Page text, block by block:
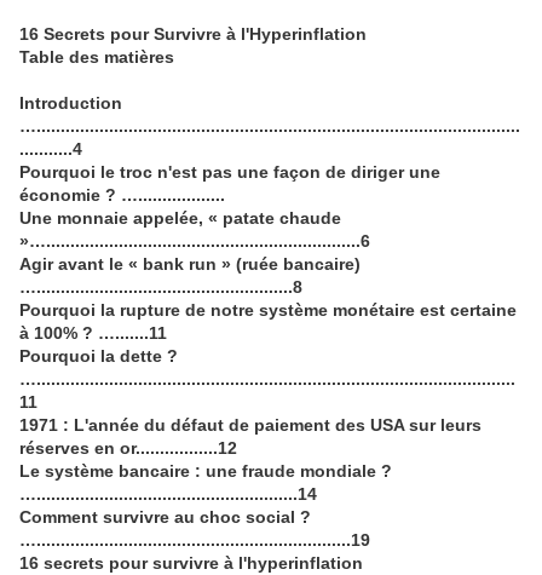
16 Secrets pour Survivre à l'Hyperinflation
Table des matières
Introduction
…....................................................................................................
...........4
Pourquoi le troc n'est pas une façon de diriger une
économie ? …..................
Une monnaie appelée, « patate chaude
»….................................................................6
Agir avant le « bank run » (ruée bancaire)
….....................................................8
Pourquoi la rupture de notre système monétaire est certaine
à 100% ? ….......11
Pourquoi la dette ?
…...................................................................................................
11
1971 : L'année du défaut de paiement des USA sur leurs
réserves en or.................12
Le système bancaire : une fraude mondiale ?
…......................................................14
Comment survivre au choc social ?
….................................................................19
16 secrets pour survivre à l'hyperinflation